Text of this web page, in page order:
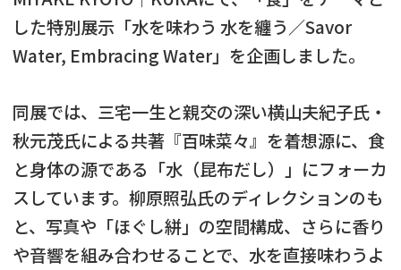
した特別展示「水を味わう 水を纏う／Savor
Water, Embracing Water」を企画しました。
同展では、三宅一生と親交の深い横山夫紀子氏・
秋元茂氏による共著『百味菜々』を着想源に、食
と身体の源である「水（昆布だし）」にフォーカ
スしています。柳原照弘氏のディレクションのも
と、写真や「ほぐし絣」の空間構成、さらに香り
や音響を組み合わせることで、水を直接味わうよ